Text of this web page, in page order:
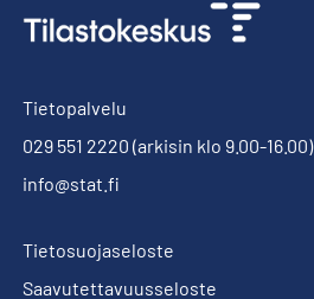
Tietopalvelu
029 551 2220 (arkisin klo 9.00-16.00)
info@stat.fi
Tietosuojaseloste
Saavutettavuusseloste